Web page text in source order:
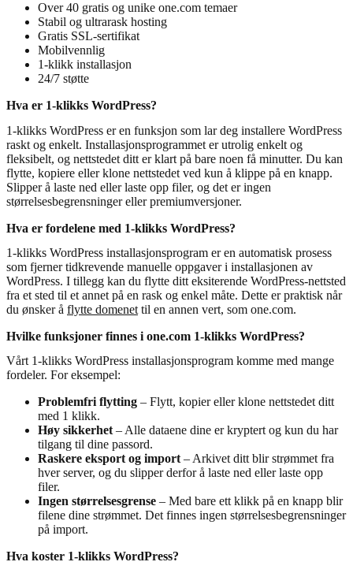
Over 40 gratis og unike one.com temaer
Stabil og ultrarask hosting
Gratis SSL-sertifikat
Mobilvennlig
1-klikk installasjon
24/7 støtte
Hva er 1-klikks WordPress?
1-klikks WordPress er en funksjon som lar deg installere WordPress
raskt og enkelt. Installasjonsprogrammet er utrolig enkelt og
fleksibelt, og nettstedet ditt er klart på bare noen få minutter. Du kan
flytte, kopiere eller klone nettstedet ved kun å klippe på en knapp.
Slipper å laste ned eller laste opp filer, og det er ingen
størrelsesbegrensninger eller premiumversjoner.
Hva er fordelene med 1-klikks WordPress?
1-klikks WordPress installasjonsprogram er en automatisk prosess
som fjerner tidkrevende manuelle oppgaver i installasjonen av
WordPress. I tillegg kan du flytte ditt eksiterende WordPress-nettsted
fra et sted til et annet på en rask og enkel måte. Dette er praktisk når
du ønsker å flytte domenet til en annen vert, som one.com.
Hvilke funksjoner finnes i one.com 1-klikks WordPress?
Vårt 1-klikks WordPress installasjonsprogram komme med mange
fordeler. For eksempel:
Problemfri flytting – Flytt, kopier eller klone nettstedet ditt
med 1 klikk.
Høy sikkerhet – Alle dataene dine er kryptert og kun du har
tilgang til dine passord.
Raskere eksport og import – Arkivet ditt blir strømmet fra
hver server, og du slipper derfor å laste ned eller laste opp
filer.
Ingen størrelsesgrense – Med bare ett klikk på en knapp blir
filene dine strømmet. Det finnes ingen størrelsesbegrensninger
på import.
Hva koster 1-klikks WordPress?